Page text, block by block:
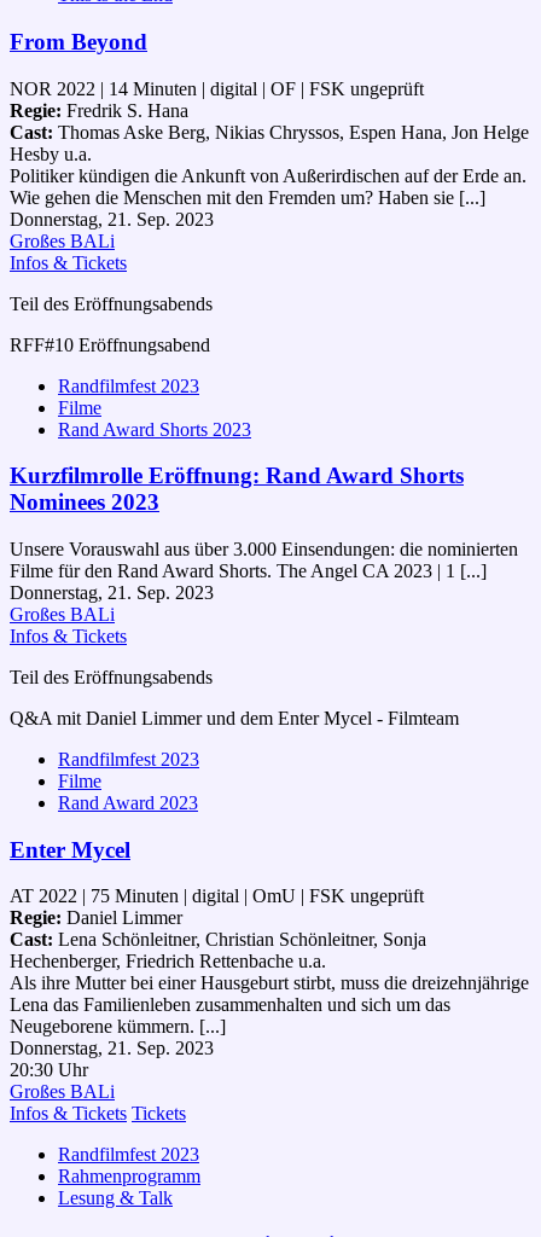
From Beyond
NOR 2022 | 14 Minuten | digital | OF | FSK ungeprüft
Regie: Fredrik S. Hana
Cast: Thomas Aske Berg, Nikias Chryssos, Espen Hana, Jon Helge
Hesby u.a.
Politiker kündigen die Ankunft von Außerirdischen auf der Erde an.
Wie gehen die Menschen mit den Fremden um? Haben sie [...]
Donnerstag, 21. Sep. 2023
Großes BALi
Infos & Tickets
Teil des Eröffnungsabends
RFF#10 Eröffnungsabend
Randfilmfest 2023
Filme
Rand Award Shorts 2023
Kurzfilmrolle Eröffnung: Rand Award Shorts
Nominees 2023
Unsere Vorauswahl aus über 3.000 Einsendungen: die nominierten
Filme für den Rand Award Shorts. The Angel CA 2023 | 1 [...]
Donnerstag, 21. Sep. 2023
Großes BALi
Infos & Tickets
Teil des Eröffnungsabends
Q&A mit Daniel Limmer und dem Enter Mycel - Filmteam
Randfilmfest 2023
Filme
Rand Award 2023
Enter Mycel
AT 2022 | 75 Minuten | digital | OmU | FSK ungeprüft
Regie: Daniel Limmer
Cast: Lena Schönleitner, Christian Schönleitner, Sonja
Hechenberger, Friedrich Rettenbache u.a.
Als ihre Mutter bei einer Hausgeburt stirbt, muss die dreizehnjährige
Lena das Familienleben zusammenhalten und sich um das
Neugeborene kümmern. [...]
Donnerstag, 21. Sep. 2023
20:30 Uhr
Großes BALi
Infos & Tickets Tickets
Randfilmfest 2023
Rahmenprogramm
Lesung & Talk